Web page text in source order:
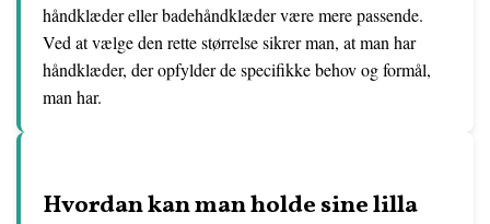
håndklæder eller badehåndklæder være mere passende.
Ved at vælge den rette størrelse sikrer man, at man har
håndklæder, der opfylder de specifikke behov og formål,
man har.
Hvordan kan man holde sine lilla